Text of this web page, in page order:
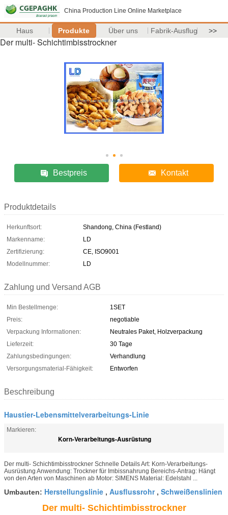
China Production Line Online Marketplace
Haus Produkte Über uns Fabrik-Ausflug >>
Der multi- Schichtimbisstrockner
Bestpreis Kontakt
Produktdetails
Herkunftsort:
Shandong, China (Festland)
Markenname:
LD
Zertifizierung:
CE, ISO9001
Modellnummer:
LD
Zahlung und Versand AGB
Min Bestellmenge:
1SET
Preis:
negotiable
Verpackung Informationen:
Neutrales Paket, Holzverpackung
Lieferzeit:
30 Tage
Zahlungsbedingungen:
Verhandlung
Versorgungsmaterial-Fähigkeit:
Entworfen
Beschreibung
Haustier-Lebensmittelverarbeitungs-Linie
Markieren:
Korn-Verarbeitungs-Ausrüstung
Der multi- Schichtimbisstrockner Schnelle Details Art: Korn-Verarbeitungs-
Ausrüstung Anwendung: Trockner für Imbissnahrung Bereichs-Antrag: Hängt
von den Arten von Maschinen ab Motor: SIMENS Material: Edelstahl ...
Umbauten: Herstellungslinie , Ausflussrohr, Schweißenslinien
Der multi- Schichtimbisstrockner